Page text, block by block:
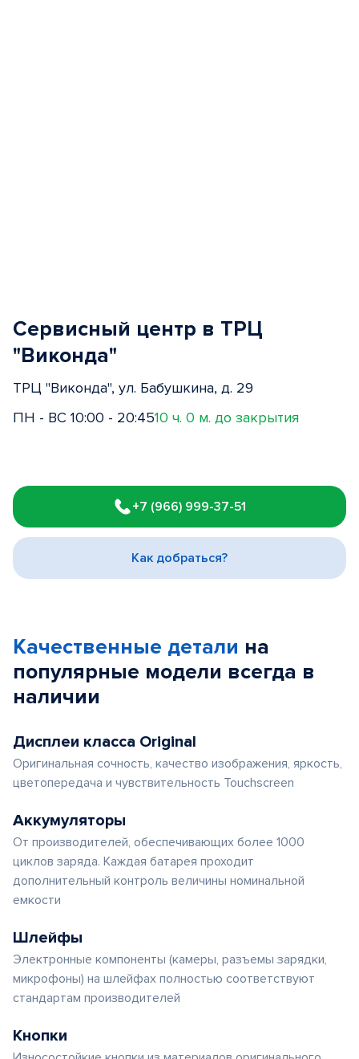
Сервисный центр в ТРЦ
"Виконда"
ТРЦ "Виконда", ул. Бабушкина, д. 29
ПН - ВС 10:00 - 20:4510 ч. 0 м. до закрытия
1
of
3
+7 (966) 999-37-51
Как добраться?
Качественные детали на
популярные модели всегда в
наличии
Дисплеи класса Original
Оригинальная сочность, качество изображения, яркость,
цветопередача и чувствительность Touchscreen
Аккумуляторы
От производителей, обеспечивающих более 1000
циклов заряда. Каждая батарея проходит
дополнительный контроль величины номинальной
емкости
Шлейфы
Электронные компоненты (камеры, разъемы зарядки,
микрофоны) на шлейфах полностью соответствуют
стандартам производителей
Кнопки